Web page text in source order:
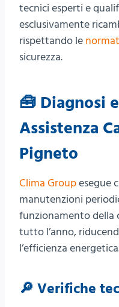
tecnici esperti e
esclusivamente
rispettando le
sicurezza.
🧰 Diagnosi
Assistenza
Pigneto
Clima Groupesegue
manutenzioni
funzionamento della
tutto l’anno,
l’efficienza
🔎 Verifiche